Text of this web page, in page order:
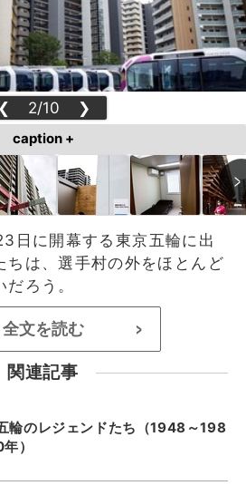
❮ 2/10 ❯
caption +
日に開幕する東京五輪に出
ちは、選手村の外をほとんど
ろう。
全文を読む >
関連記事
輪のレジェンドたち（1948～198
）